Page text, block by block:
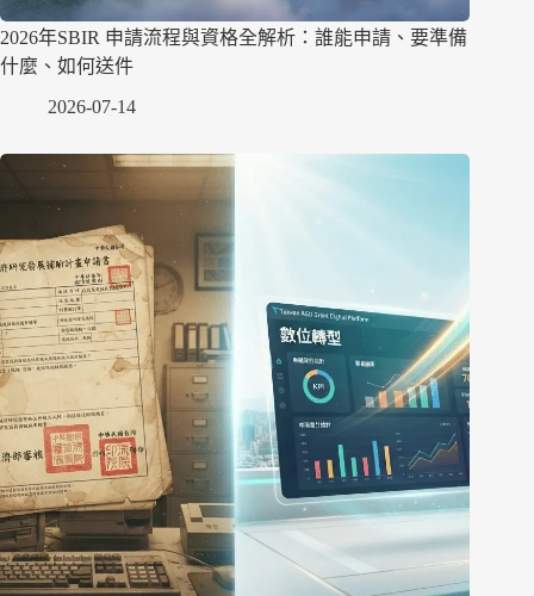
2026年SBIR 申請流程與資格全解析：誰能申請、要準備
什麼、如何送件
2026-07-14